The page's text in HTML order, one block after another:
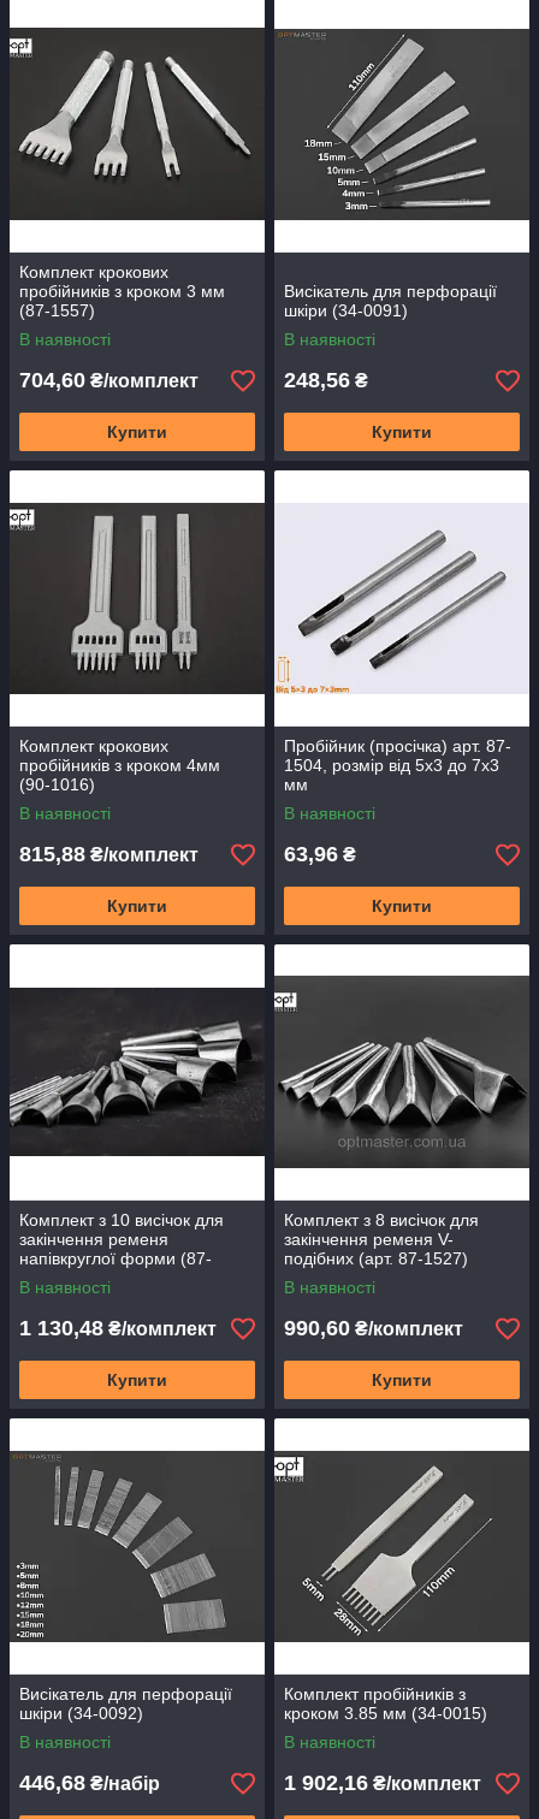
Комплект крокових
пробійників з кроком 3 мм
(87-1557)
В наявності
704,60 ₴/комплект
Купити
Висікатель для перфорації
шкіри (34-0091)
В наявності
248,56 ₴
Купити
Комплект крокових
пробійників з кроком 4мм
(90-1016)
В наявності
815,88 ₴/комплект
Купити
Пробійник (просічка) арт. 87-
1504, розмір від 5х3 до 7х3
мм
В наявності
63,96 ₴
Купити
Комплект з 10 висічок для
закінчення ременя
напівкруглої форми (87-
1528)
В наявності
1 130,48 ₴/комплект
Купити
Комплект з 8 висічок для
закінчення ременя V-
подібних (арт. 87-1527)
В наявності
990,60 ₴/комплект
Купити
Висікатель для перфорації
шкіри (34-0092)
В наявності
446,68 ₴/набір
Комплект пробійників з
кроком 3.85 мм (34-0015)
В наявності
1 902,16 ₴/комплект